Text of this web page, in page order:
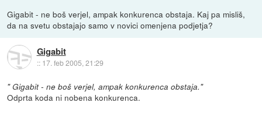
Gigabit - ne boš verjel, ampak konkurenca obstaja. Kaj pa misliš,
da na svetu obstajajo samo v novici omenjena podjetja?
Gigabit
:: 17. feb 2005, 21:29
" Gigabit - ne boš verjel, ampak konkurenca obstaja."
Odprta koda ni nobena konkurenca.